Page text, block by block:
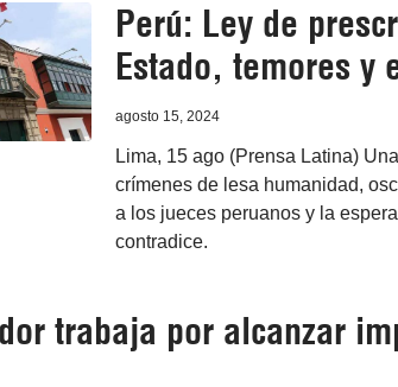
Perú: Ley de
Estado, temores y
agosto 15, 2024
Lima, 15 ago (Prensa Latina)
crímenes de lesa humanidad,
a los jueces peruanos y la
contradice.
trabaja por alcanzar